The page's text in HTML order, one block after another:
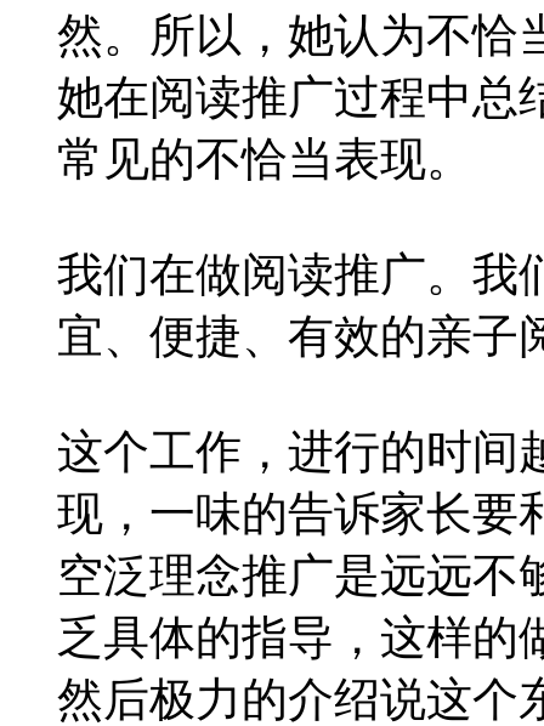
然。所以，她认为不恰
她在阅读推广过程中总
常见的不恰当表现。
我们在做阅读推广。我
宜、便捷、有效的亲子
这个工作，进行的时间
现，一味的告诉家长要
空泛理念推广是远远不
乏具体的指导，这样的
然后极力的介绍说这个